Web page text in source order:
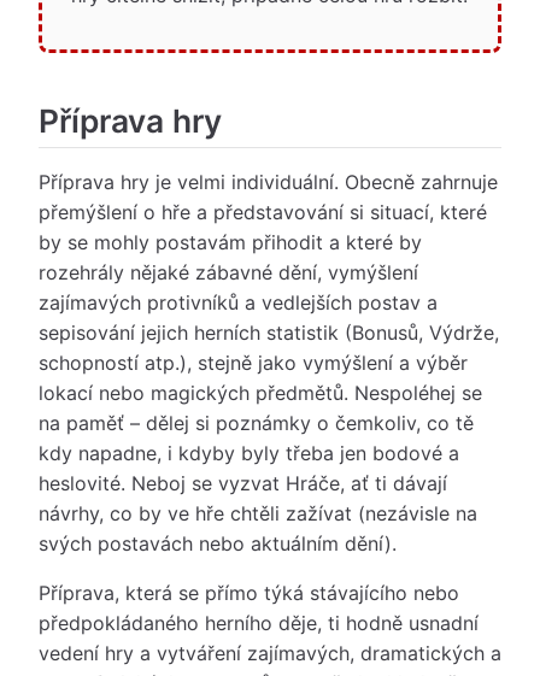
Příprava hry
Příprava hry je velmi individuální. Obecně zahrnuje
přemýšlení o hře a představování si situací, které
by se mohly postavám přihodit a které by
rozehrály nějaké zábavné dění, vymýšlení
zajímavých protivníků a vedlejších postav a
sepisování jejich herních statistik (Bonusů, Výdrže,
schopností atp.), stejně jako vymýšlení a výběr
lokací nebo magických předmětů. Nespoléhej se
na paměť – dělej si poznámky o čemkoliv, co tě
kdy napadne, i kdyby byly třeba jen bodové a
heslovité. Neboj se vyzvat Hráče, ať ti dávají
návrhy, co by ve hře chtěli zažívat (nezávisle na
svých postavách nebo aktuálním dění).
Příprava, která se přímo týká stávajícího nebo
předpokládaného herního děje, ti hodně usnadní
vedení hry a vytváření zajímavých, dramatických a